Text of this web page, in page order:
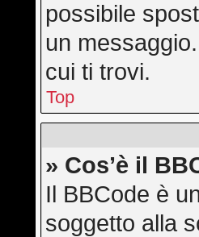
possibile
un
cui ti trovi.
Top
» Cos’è il
Il BBCode è
soggetto alla